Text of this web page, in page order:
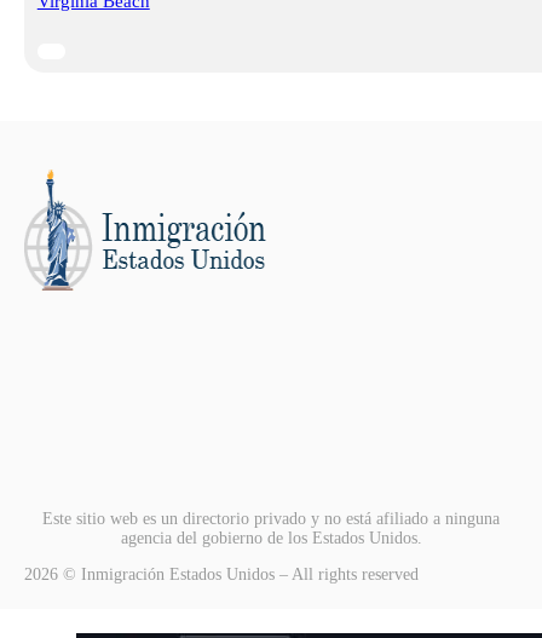
Este sitio web es un directorio privado y no está afiliado a ninguna
agencia del gobierno de los Estados Unidos.
2026 © Inmigración Estados Unidos – All rights reserved